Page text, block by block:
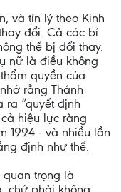
và tín lý theo Kinh
đổi. Cả các bí
thể bị đổi thay.
nữ là điều không
quyền của
rằng Thánh
ra “quyết định
hiệu lực ràng
1994 - và nhiều lần
định như thế.
quan trọng là
chứ phải không